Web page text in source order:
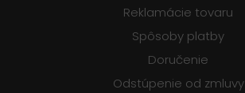
Reklamácie tovaru
Spôsoby platby
Doručenie
Odstúpenie od zmluvy